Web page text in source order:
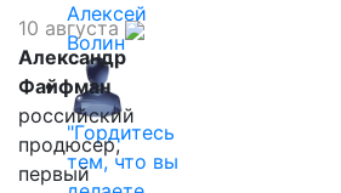
Алексей
Волин
"Гордитесь
тем, что вы
10 августа
Александр
Файфман
российский
продюсер,
первый